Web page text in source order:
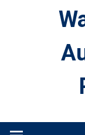
Produkttests und